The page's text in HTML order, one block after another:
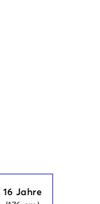
16 Jahre